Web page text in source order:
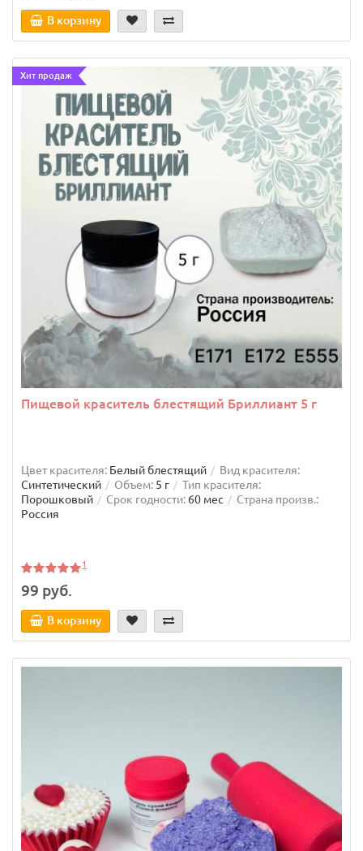
В корзину
Хит продаж
Пищевой краситель блестящий Бриллиант 5 г
Цвет красителя: Белый блестящий
Вид красителя:
Синтетический
Объем: 5 г
Тип красителя:
Порошковый
Срок годности: 60 мес
Страна произв.:
Россия
1
99 руб.
В корзину